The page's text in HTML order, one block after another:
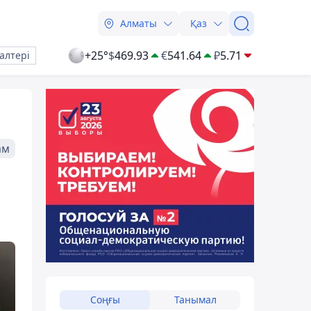
Алматы Қаз
+25°$469.93 €541.64 ₽5.71
Соңғы Танымал